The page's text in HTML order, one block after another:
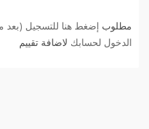
مطلوب إضغط هنا للتسجيل (بعد
الدخول لحسابك لاضافة تقييم